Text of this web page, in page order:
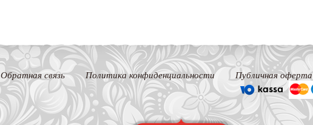
Обратная связь Политика конфиденциальности Публичная оферта